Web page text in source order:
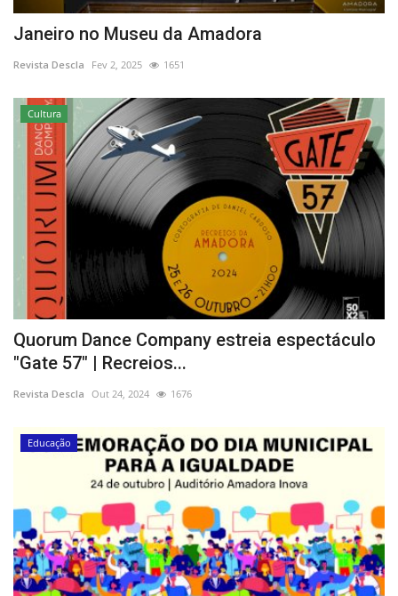
Janeiro no Museu da Amadora
Revista Descla Fev 2, 2025 1651
Cultura
Quorum Dance Company estreia espectáculo
"Gate 57" | Recreios...
Revista Descla Out 24, 2024 1676
Educação